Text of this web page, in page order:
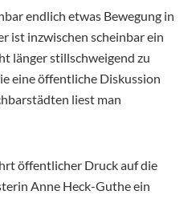
endlich etwas Bewegung in
ist inzwischen scheinbar ein
länger stillschweigend zu
eine öffentliche Diskussion
liest man
öffentlicher Druck auf die
Anne Heck-Guthe ein